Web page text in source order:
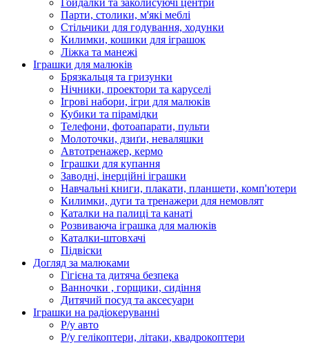
Гойдалки та заколисуючі центри
Парти, столики, м'які меблі
Стільчики для годування, ходунки
Килимки, кошики для іграшок
Ліжка та манежі
Іграшки для малюків
Брязкальця та гризунки
Нічники, проектори та каруселі
Ігрові набори, ігри для малюків
Кубики та пірамідки
Телефони, фотоапарати, пульти
Молоточки, дзиґи, неваляшки
Автотренажер, кермо
Іграшки для купання
Заводні, інерційні іграшки
Навчальні книги, плакати, планшети, комп'ютери
Килимки, дуги та тренажери для немовлят
Каталки на палиці та канаті
Розвиваюча іграшка для малюків
Каталки-штовхачі
Підвіски
Догляд за малюками
Гігієна та дитяча безпека
Ванночки , горщики, сидіння
Дитячий посуд та аксесуари
Іграшки на радіокеруванні
Р/у авто
Р/у гелікоптери, літаки, квадрокоптери